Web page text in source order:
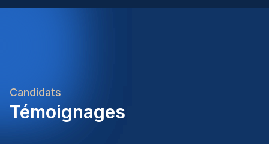
Candidats
Témoignages